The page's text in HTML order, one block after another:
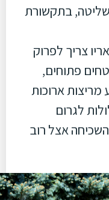
בתקשורת
צריך לפרוק
פתוחים,
ארוכות
לגרום
אצל רוב